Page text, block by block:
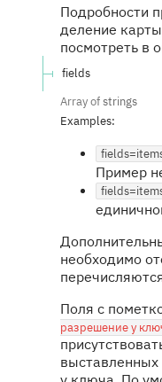
Подробности
деление
посмотреть в
fields
Array ofstrings
Examples:
Пример
необходимо
Поля с
разрешение у
выставленных